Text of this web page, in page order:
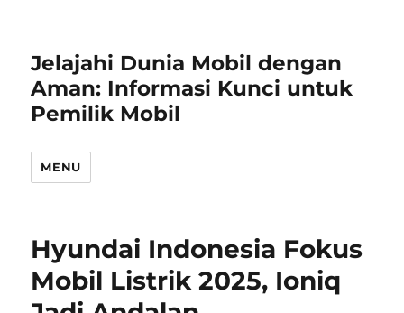
Jelajahi Dunia Mobil dengan
Aman: Informasi Kunci untuk
Pemilik Mobil
MENU
Hyundai Indonesia Fokus
Mobil Listrik 2025, Ioniq